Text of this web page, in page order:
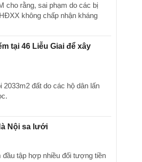
cho rằng, sai phạm do các bị
không chấp nhận kháng
tại 46 Liễu Giai để xây
đất do các hộ dân lấn
Nội sa lưới
đầu tập hợp nhiều đối tượng tiền